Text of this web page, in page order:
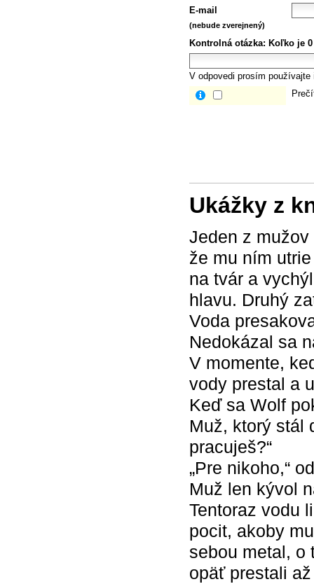
E-mail
(nebude zverejnený)
Kontrolná otázka: Koľko je
V odpovedi prosím
Ukážky z
Jeden z
že mu ním
na tvár a
hlavu. Druhý
Voda
Nedokázal sa
V momente,
vody prestal a
Keď sa Wolf
Muž, ktorý stál
pracuješ?“
„Pre nikoho,“
Muž len kývol
Tentoraz vodu
pocit, akoby
sebou metal, o
opäť prestali